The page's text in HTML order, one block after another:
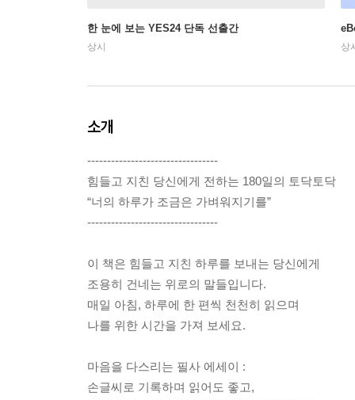
한 눈에 보는 YES24 단독 선출간
상시 상
소개
---------------------------------
힘들고 지친 당신에게 전하는 180일의 토닥토닥
“너의 하루가 조금은 가벼워지기를”
---------------------------------
이 책은 힘들고 지친 하루를 보내는 당신에게
조용히 건네는 위로의 말들입니다.
매일 아침, 하루에 한 편씩 천천히 읽으며
나를 위한 시간을 가져 보세요.
마음을 다스리는 필사 에세이 :
손글씨로 기록하며 읽어도 좋고,